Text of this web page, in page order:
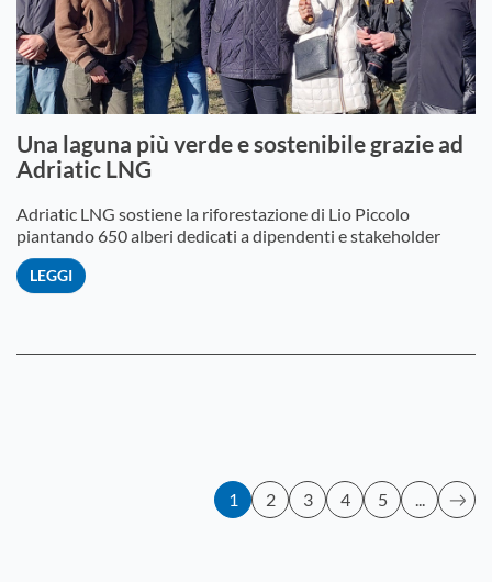
Una laguna più verde e sostenibile grazie ad
Adriatic LNG
Adriatic LNG sostiene la riforestazione di Lio Piccolo
piantando 650 alberi dedicati a dipendenti e stakeholder
LEGGI
1 2 3 4 5 ...